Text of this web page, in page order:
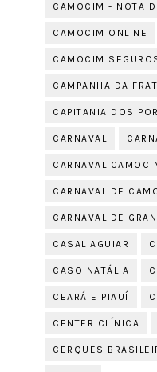
CAMOCIM - NOTA
CAMOCIM ONLINE
CAMOCIM
CAMPANHA DA
CAPITANIA DOS
CARNAVAL
CARNAVAL
CARNAVAL DE
CARNAVAL DE
CASAL AGUIAR
CASO NATÁLIA
CEARÁ E PIAUÍ
CENTER CLÍNICA
CERQUES